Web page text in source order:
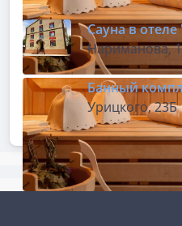
Сауна в
Нариманова,
Банный
Урицкого, 23Б